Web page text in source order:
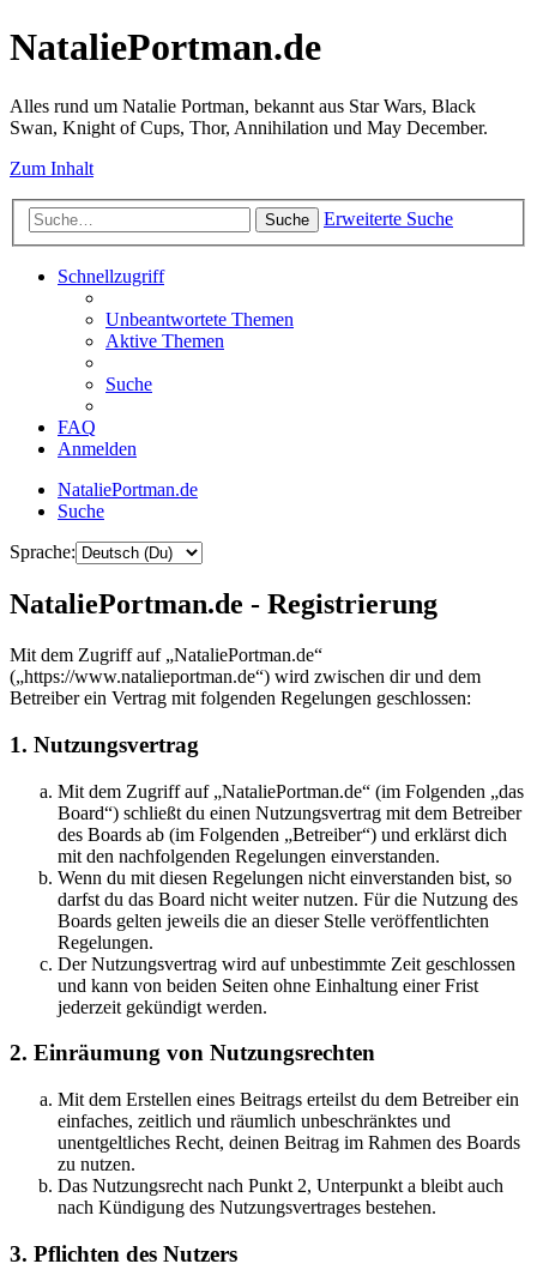
NataliePortman.de
Alles rund um Natalie Portman, bekannt aus Star Wars, Black
Swan, Knight of Cups, Thor, Annihilation und May December.
Zum Inhalt
Suche Erweiterte Suche
Schnellzugriff
Unbeantwortete Themen
Aktive Themen
Suche
FAQ
Anmelden
NataliePortman.de
Suche
Sprache:
NataliePortman.de - Registrierung
Mit dem Zugriff auf „NataliePortman.de“
(„https://www.natalieportman.de“) wird zwischen dir und dem
Betreiber ein Vertrag mit folgenden Regelungen geschlossen:
1. Nutzungsvertrag
Mit dem Zugriff auf „NataliePortman.de“ (im Folgenden „das
Board“) schließt du einen Nutzungsvertrag mit dem Betreiber
des Boards ab (im Folgenden „Betreiber“) und erklärst dich
mit den nachfolgenden Regelungen einverstanden.
Wenn du mit diesen Regelungen nicht einverstanden bist, so
darfst du das Board nicht weiter nutzen. Für die Nutzung des
Boards gelten jeweils die an dieser Stelle veröffentlichten
Regelungen.
Der Nutzungsvertrag wird auf unbestimmte Zeit geschlossen
und kann von beiden Seiten ohne Einhaltung einer Frist
jederzeit gekündigt werden.
2. Einräumung von Nutzungsrechten
Mit dem Erstellen eines Beitrags erteilst du dem Betreiber ein
einfaches, zeitlich und räumlich unbeschränktes und
unentgeltliches Recht, deinen Beitrag im Rahmen des Boards
zu nutzen.
Das Nutzungsrecht nach Punkt 2, Unterpunkt a bleibt auch
nach Kündigung des Nutzungsvertrages bestehen.
3. Pflichten des Nutzers